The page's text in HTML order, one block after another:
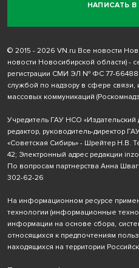
НАПИСАТЬ
© 2015 - 2026 VN.ru Все новости
новости Новосибирской области) -
регистрации СМИ ЭЛ № ФС 77-66488
службой по надзору в сфере
массовых коммуникаций
Учредитель ГАУ НСО «Издательский
редактор, руководитель-директор
«Советская Сибирь» - Шрейтер Н.В.
42; Электронный адрес редакции
По вопросам партнерства Анна
302-62-26
На информационном ресурсе
технологии (информационные
информации на основе сбора,
относящихся к предпочтениям
находящихся на территории